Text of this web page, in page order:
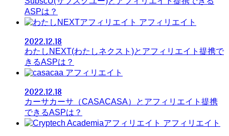
ASPは？
アフィリエイト
2022.12.18
わたしNEXT(わたしネクスト)とアフィリエイト提携で
きるASPは？
アフィリエイト
2022.12.18
カーサカーサ（CASACASA）とアフィリエイト提携
できるASPは？
アフィリエイト